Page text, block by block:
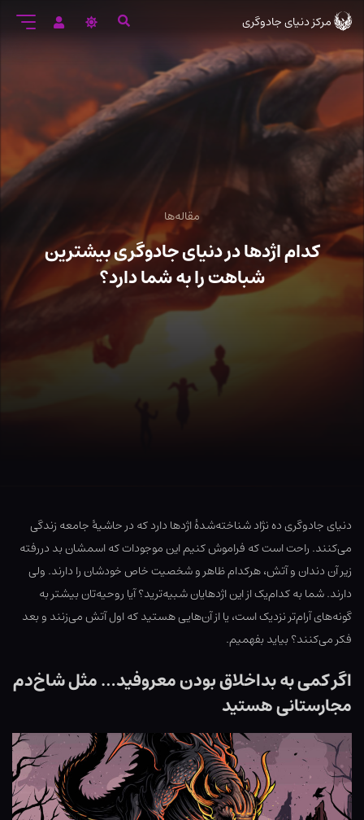
ورود
به
متن
اصلی
مرکز دنیای جادوگری
مقاله‌ها
کدام اژدها در دنیای جادوگری بیشترین
شباهت را به شما دارد؟
دنیای جادوگری ده نژاد شناخته‌شدهٔ اژدها دارد که در حاشیهٔ جامعه زندگی
می‌کنند. راحت است که فراموش کنیم این موجودات که اسمشان بد دررفته
زیر آن دندان و آتش، هرکدام ظاهر و شخصیت خاص خودشان را دارند. ولی
دارند. شما به کدام‌یک از این اژدهایان شبیه‌ترید؟ آیا روحیه‌تان بیشتر به
گونه‌های آرام‌تر نزدیک است، یا از آن‌هایی هستید که اول آتش می‌زنند و بعد
فکر می‌کنند؟ بیاید بفهمیم.
اگر کمی به بداخلاق بودن معروفید… مثل شاخ‌دم
مجارستانی هستید